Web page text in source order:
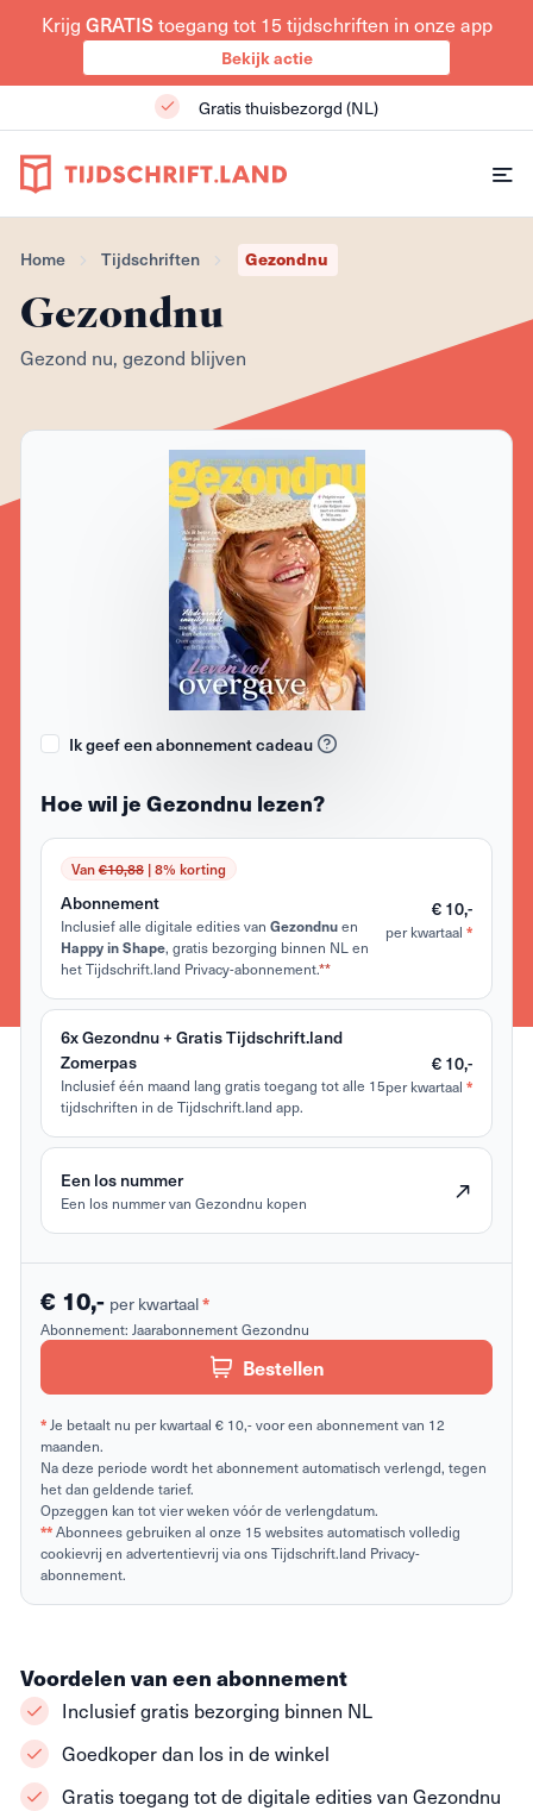
Krijg GRATIStoegang tot 15 tijdschriften in onze app
Bekijk actie
Gratis thuisbezorgd (NL)
Home Tijdschriften Gezondnu
Gezondnu
Gezond nu, gezond blijven
Ik geef een abonnement cadeau
Hoe wil je Gezondnu lezen?
Van€10,88| 8% korting
Abonnement
Inclusief alle digitale edities van Gezondnuen
Happy in Shape, gratis bezorging binnen NL en
het Tijdschrift.land Privacy-abonnement.**
€ 10,-
per kwartaal *
6x Gezondnu + Gratis Tijdschrift.land
Zomerpas
Inclusief één maand lang gratis toegang tot alle 15
tijdschriften in de Tijdschrift.land app.
€ 10,-
per kwartaal *
Een los nummer
Een los nummer van Gezondnu kopen
€ 10,- per kwartaal*
Abonnement: Jaarabonnement Gezondnu
Bestellen
* Je betaalt nu per kwartaal € 10,- voor een abonnement van 12
maanden.
Na deze periode wordt het abonnement automatisch verlengd, tegen
het dan geldende tarief.
Opzeggen kan tot vier weken vóór de verlengdatum.
**Abonnees gebruiken al onze 15 websites automatisch volledig
cookievrij en advertentievrij via ons Tijdschrift.land Privacy-
abonnement.
Voordelen van een abonnement
Inclusief gratis bezorging binnen NL
Goedkoper dan los in de winkel
Gratis toegang tot de digitale edities van Gezondnu